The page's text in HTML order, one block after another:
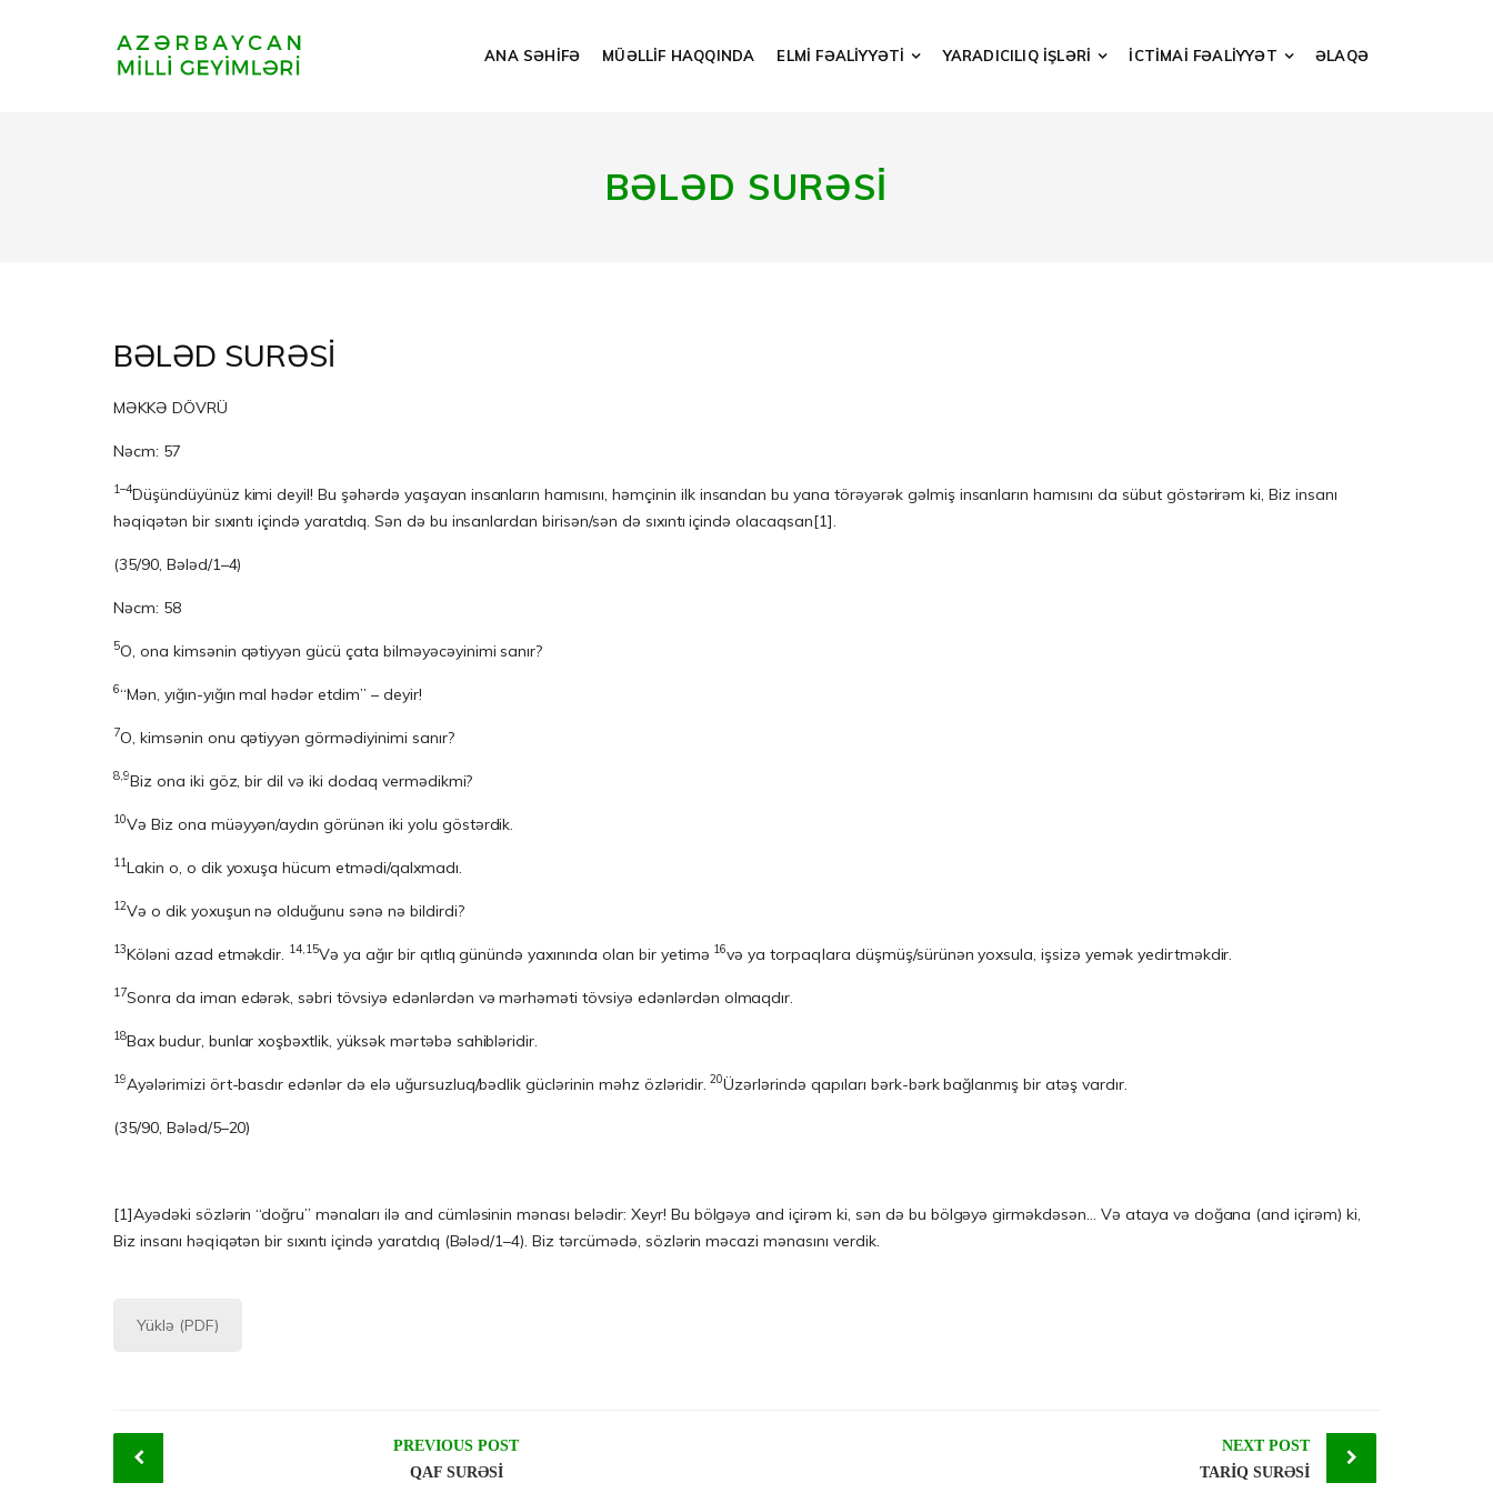
ANA SƏHİFƏ MÜƏLLİF HAQQINDA ELMİ FƏALİYYƏTİ YARADICILIQ İŞLƏRİ İCTİMAİ FƏALİYYƏT ƏLAQƏ
BƏLƏD SURƏSİ
BƏLƏD SURƏSİ
MƏKKƏ DÖVRÜ
Nəcm: 57
1–4Düşündüyünüz kimi deyil! Bu şəhərdə yaşayan insanların hamısını, həmçinin ilk insandan bu yana törəyərək gəlmiş insanların hamısını da sübut göstərirəm ki, Biz insanı
həqiqətən bir sıxıntı içində yaratdıq. Sən də bu insanlardan birisən/sən də sıxıntı içində olacaqsan[1].
(35/90, Bələd/1–4)
Nəcm: 58
5O, ona kimsənin qətiyyən gücü çata bilməyəcəyinimi sanır?
6“Mən, yığın-yığın mal hədər etdim” – deyir!
7O, kimsənin onu qətiyyən görmədiyinimi sanır?
8,9Biz ona iki göz, bir dil və iki dodaq vermədikmi?
10Və Biz ona müəyyən/aydın görünən iki yolu göstərdik.
11Lakin o, o dik yoxuşa hücum etmədi/qalxmadı.
12Və o dik yoxuşun nə olduğunu sənə nə bildirdi?
13Köləni azad etməkdir. 14,15Və ya ağır bir qıtlıq günündə yaxınında olan bir yetimə 16və ya torpaqlara düşmüş/sürünən yoxsula, işsizə yemək yedirtməkdir.
17Sonra da iman edərək, səbri tövsiyə edənlərdən və mərhəməti tövsiyə edənlərdən olmaqdır.
18Bax budur, bunlar xoşbəxtlik, yüksək mərtəbə sahibləridir.
19Ayələrimizi ört-basdır edənlər də elə uğursuzluq/bədlik güclərinin məhz özləridir.20Üzərlərində qapıları bərk-bərk bağlanmış bir atəş vardır.
(35/90, Bələd/5–20)
[1]Ayədəki sözlərin “doğru” mənaları ilə and cümləsinin mənası belədir: Xeyr! Bu bölgəyə and içirəm ki, sən də bu bölgəyə girməkdəsən… Və ataya və doğana (and içirəm) ki,
Biz insanı həqiqətən bir sıxıntı içində yaratdıq (Bələd/1–4). Biz tərcümədə, sözlərin məcazi mənasını verdik.
Yüklə (PDF)
Post
PREVIOUS POST
QAF SURƏSİ
NEXT POST
TARİQ SURƏSİ